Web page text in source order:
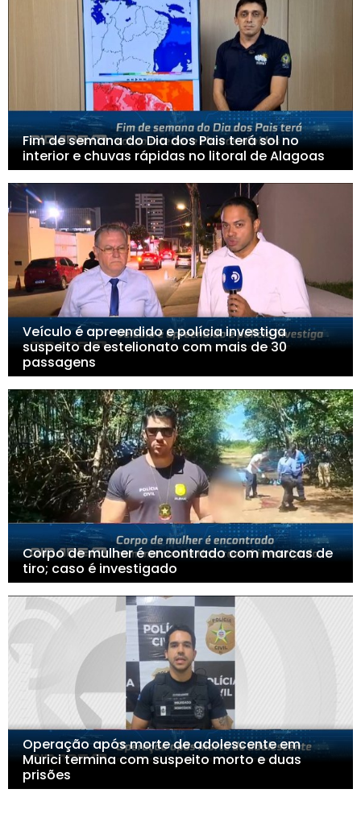
Fim de semana do Dia dos Pais terá sol no
interior e chuvas rápidas no litoral de Alagoas
Veículo é apreendido e polícia investiga
suspeito de estelionato com mais de 30
passagens
Corpo de mulher é encontrado com marcas de
tiro; caso é investigado
Operação após morte de adolescente em
Murici termina com suspeito morto e duas
prisões